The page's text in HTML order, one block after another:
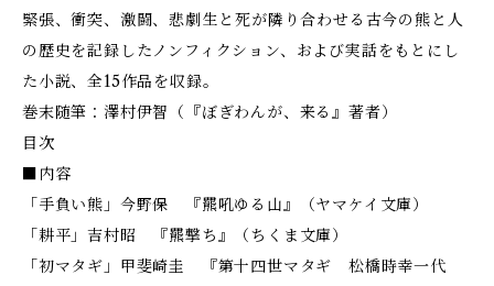
緊張、衝突、激闘、悲劇――生と死が隣り合わせる古今の熊と人
の歴史を記録したノンフィクション、および実話をもとにし
た小説、全15作品を収録。
巻末随筆：澤村伊智（『ぼぎわんが、来る』著者）
目次
■内容
「手負い熊」今野保 『羆吼ゆる山』（ヤマケイ文庫）
「耕平」吉村昭 『羆撃ち』（ちくま文庫）
「初マタギ」甲斐崎圭 『第十四世マタギ 松橋時幸一代